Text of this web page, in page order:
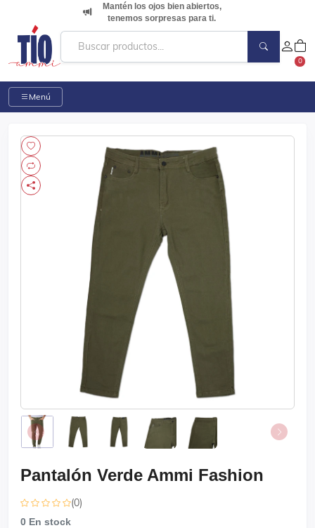
Mantén los ojos bien abiertos,
tenemos sorpresas para ti.
0
Menú
Pantalón Verde Ammi Fashion
(0)
0 En stock